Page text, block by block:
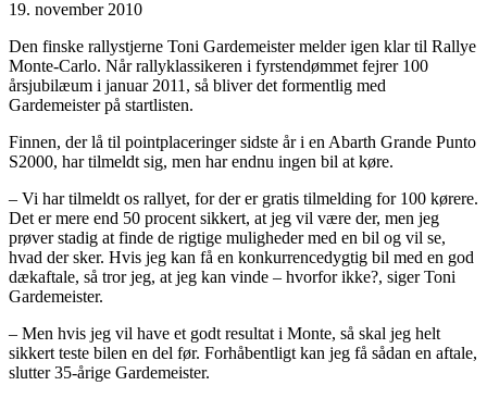
19. november 2010
Den finske rallystjerne Toni Gardemeister melder igen klar til Rallye
Monte-Carlo. Når rallyklassikeren i fyrstendømmet fejrer 100
årsjubilæum i januar 2011, så bliver det formentlig med
Gardemeister på startlisten.
Finnen, der lå til pointplaceringer sidste år i en Abarth Grande Punto
S2000, har tilmeldt sig, men har endnu ingen bil at køre.
– Vi har tilmeldt os rallyet, for der er gratis tilmelding for 100 kørere.
Det er mere end 50 procent sikkert, at jeg vil være der, men jeg
prøver stadig at finde de rigtige muligheder med en bil og vil se,
hvad der sker. Hvis jeg kan få en konkurrencedygtig bil med en god
dækaftale, så tror jeg, at jeg kan vinde – hvorfor ikke?, siger Toni
Gardemeister.
– Men hvis jeg vil have et godt resultat i Monte, så skal jeg helt
sikkert teste bilen en del før. Forhåbentligt kan jeg få sådan en aftale,
slutter 35-årige Gardemeister.